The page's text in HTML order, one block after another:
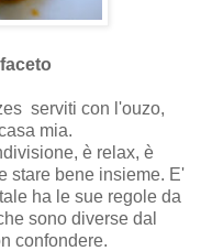
serviti con l'ouzo,
mia.
è relax, è
stare bene insieme. E'
ha le sue regole da
sono diverse dal
confondere.